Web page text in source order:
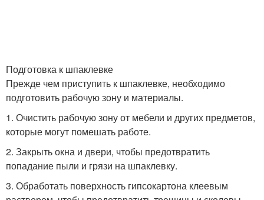
Подготовка к шпаклевке
Прежде чем приступить к шпаклевке, необходимо
подготовить рабочую зону и материалы.
1. Очистить рабочую зону от мебели и других предметов,
которые могут помешать работе.
2. Закрыть окна и двери, чтобы предотвратить
попадание пыли и грязи на шпаклевку.
3. Обработать поверхность гипсокартона клеевым